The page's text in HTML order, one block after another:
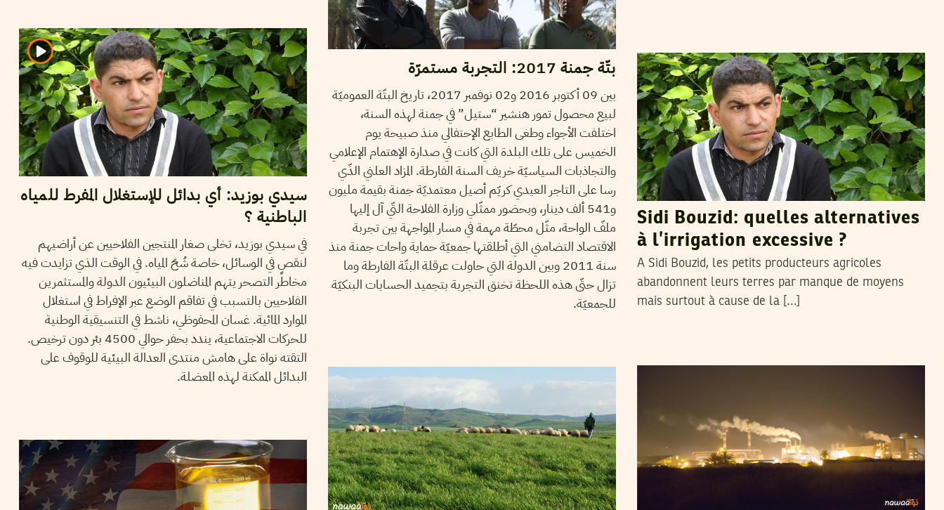
بتّة جمنة 2017: التجربة مستمرّة
بين 09 أكتوبر 2016 و02 نوفمبر 2017، تاريخ البتّة العموميّة
لبيع محصول تمور هنشير “ستيل” في جمنة لهذه السنة،
اختلفت الأجواء وطغى الطابع الإحتفالي منذ صبيحة يوم
الخميس على تلك البلدة التي كانت في صدارة الإهتمام الإعلامي
والتجاذبات السياسيّة خريف السنة الفارطة. المزاد العلني الذّي
رسا على التاجر العيدي كريّم أصيل معتمديّة جمنة بقيمة مليون
و541 ألف دينار، وبحضور ممثّلي وزارة الفلاحة التّي آل إليها
ملفّ الواحة، مثّل محطّة مهمة في مسار المواجهة بين تجربة
الاقتصاد التضامني التي أطلقتها جمعيّة حماية واحات جمنة منذ
سنة 2011 وبين الدولة التي حاولت عرقلة البتّة الفارطة وما
تزال حتّى هذه اللحظة تخنق التجربة بتجميد الحسابات البنكيّة
للجمعيّة.
سيدي بوزيد: أي بدائل للإستغلال المفرط للمياه
الباطنية ؟
في سيدي بوزيد، تخلى صغار المنتجين الفلاحيين عن أراضيهم
لنقصٍ في الوسائل، خاصة شُحّ المياه. في الوقت الذي تزايدت فيه
مخاطر التصحر يتهم المناضلون البيئيون الدولة والمستثمرين
الفلاحيين بالتسبب في تفاقم الوضع عبر الإفراط في استغلال
الموارد المائية. غسان المحفوظي، ناشط في التنسيقية الوطنية
للحركات الاجتماعية، يندد بحفر حوالي 4500 بئر دون ترخيص.
التقته نواة على هامش منتدى العدالة البيئية للوقوف على
البدائل الممكنة لهذه المعضلة.
Sidi Bouzid: quelles alternatives
à l’irrigation excessive ?
A Sidi Bouzid, les petits producteurs agricoles
abandonnent leurs terres par manque de moyens
mais surtout à cause de la […]